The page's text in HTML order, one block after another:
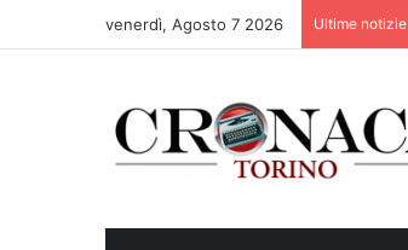
venerdì, Agosto 7 2026 Ultime notizie